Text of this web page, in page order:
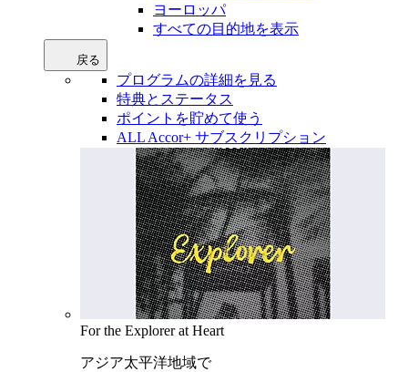
ヨーロッパ
すべての目的地を表示
戻る
プログラムの詳細を見る
特典とステータス
ポイントを貯めて使う
ALL Accor+ サブスクリプション
For the Explorer at Heart
アジア太平洋地域で